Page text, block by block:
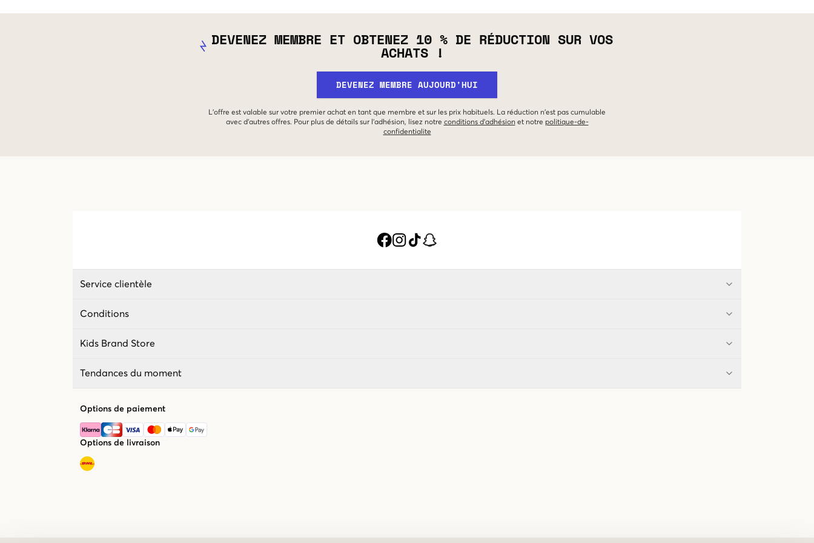
DEVENEZ MEMBRE ET OBTENEZ 10 % DE RÉDUCTION SUR VOS
ACHATS !
DEVENEZ MEMBRE AUJOURD'HUI
L'offre est valable sur votre premier achat en tant que membre et sur les prix habituels. La réduction n'est pas cumulable
avec d'autres offres. Pour plus de détails sur l'adhésion, lisez notre conditions d'adhésion et notre politique-de-
confidentialite
Service clientèle
Conditions
Kids Brand Store
Tendances du moment
Options de paiement
Options de livraison